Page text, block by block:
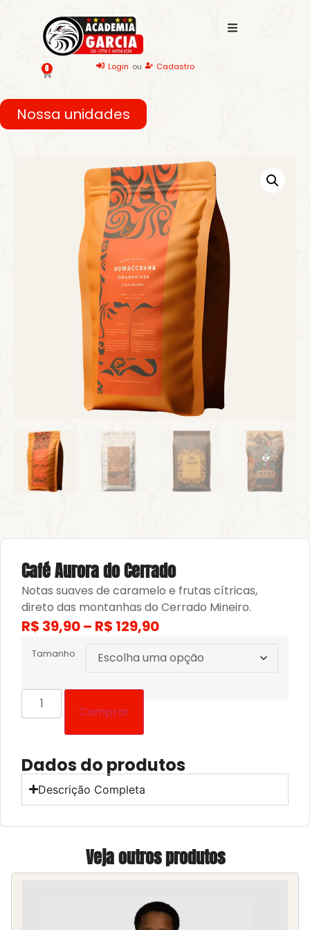
0 Login ou Cadastro
Nossa unidades
Café Aurora do Cerrado
Notas suaves de caramelo e frutas cítricas,
direto das montanhas do Cerrado Mineiro.
R$ 39,90– R$ 129,90
Tamanho
Comprar
Dados do produtos
Descrição Completa
Veja outros produtos